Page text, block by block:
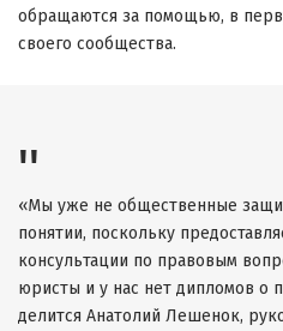
обращаются за помощью, в
своего сообщества.
«Мы уже не общественные
понятии, поскольку
консультации по правовым
юристы и у нас нет дипломов о
делится Анатолий Лешенок,